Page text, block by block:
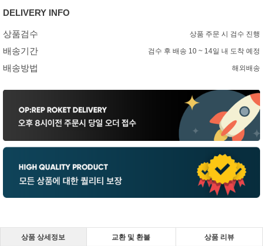
DELIVERY INFO
상품검수 상품 주문 시 검수 진행
배송기간 검수 후 배송 10 ~ 14일 내 도착 예정
배송방법 해외배송
상품 상세정보 교환 및 환불 상품 리뷰